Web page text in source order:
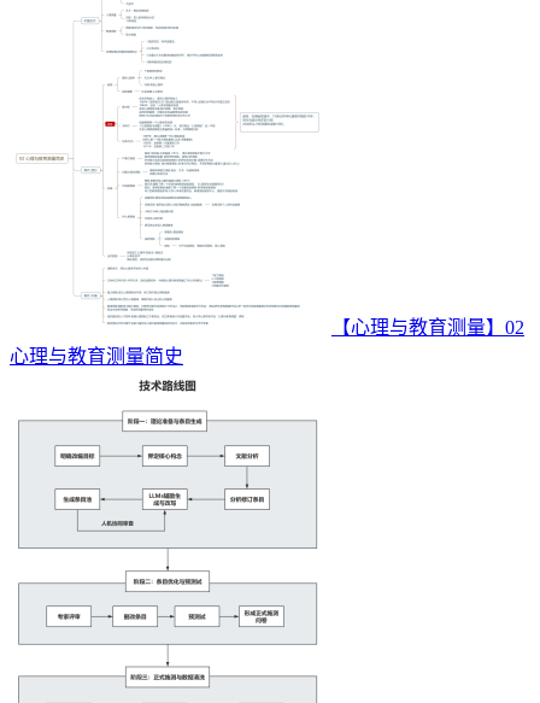
【心理与教育测量】02
心理与教育测量简史